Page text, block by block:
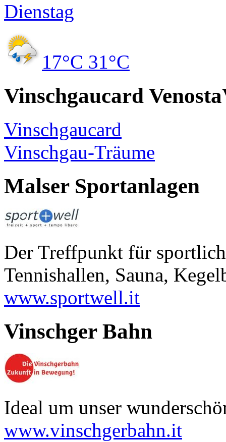
Dienstag
17°C 31°C
Vinschgaucard
Vinschgaucard
Vinschgau-Träume
Malser Sportanlagen
Der Treffpunkt für
Tennishallen, Sauna,
www.sportwell.it
Vinschger Bahn
Ideal um unser
www.vinschgerbahn.it